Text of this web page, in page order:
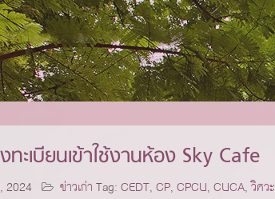
ทะเบียนเข้าใช้งานห้อง Sky Cafe
2024 ข่าวเก่าTag:CEDT,CP,CPCU,CUCA,วิศวะ